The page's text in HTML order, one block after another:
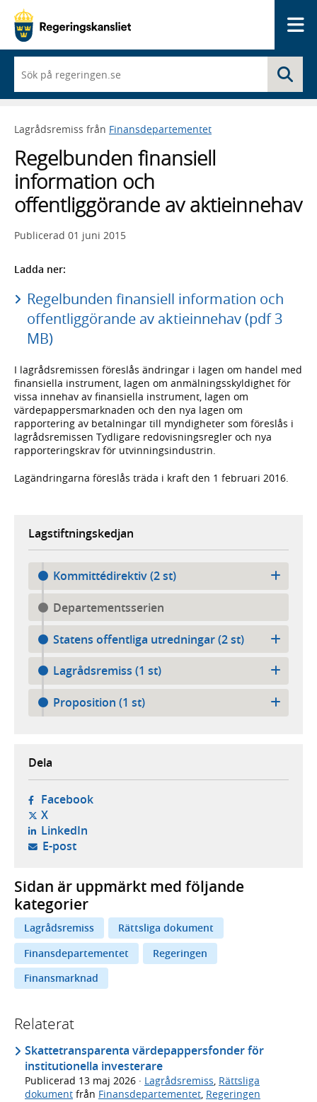
du
börjar
skriva
framträder
lista
med
sökförslag
Lagrådsremiss från Finansdepartementet
Regelbunden finansiell
information och
offentliggörande av aktieinnehav
Publicerad 01 juni 2015
Ladda ner:
Regelbunden finansiell information och
offentliggörande av aktieinnehav (pdf 3
MB)
I lagrådsremissen föreslås ändringar i lagen om handel med
finansiella instrument, lagen om anmälningsskyldighet för
vissa innehav av finansiella instrument, lagen om
värdepappersmarknaden och den nya lagen om
rapportering av betalningar till myndigheter som föreslås i
lagrådsremissen Tydligare redovisningsregler och nya
rapporteringskrav för utvinningsindustrin.
Lagändringarna föreslås träda i kraft den 1 februari 2016.
Lagstiftningskedjan
Kommittédirektiv (2 st)
Departementsserien
Statens offentliga utredningar (2 st)
Lagrådsremiss (1 st)
Proposition (1 st)
Dela
Facebook- öppnas i ny flik, extern webbplats,
X- öppnas i ny flik, extern webbplats,
LinkedIn- öppnas i ny flik, extern webbplats,
E-post- öppnar din e-postklient,
Sidan är uppmärkt med följande
kategorier
Lagrådsremiss
Rättsliga dokument
Finansdepartementet
Regeringen
Finansmarknad
Relaterat
Skattetransparenta värdepappersfonder för
institutionella investerare
Publicerad 13 maj 2026 · Lagrådsremiss, Rättsliga
dokument från Finansdepartementet, Regeringen